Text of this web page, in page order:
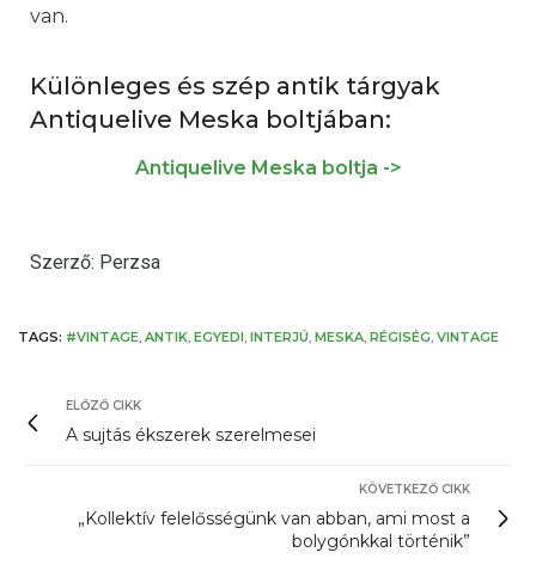
van.
Különleges és szép antik tárgyak
Antiquelive Meska boltjában:
Antiquelive Meska boltja ->
Szerző: Perzsa
TAGS: #VINTAGE ANTIK EGYEDI INTERJÚ MESKA RÉGISÉG VINTAGE
ELŐZŐ CIKK
A sujtás ékszerek szerelmesei
KÖVETKEZŐ CIKK
„Kollektív felelősségünk van abban, ami most a
bolygónkkal történik”